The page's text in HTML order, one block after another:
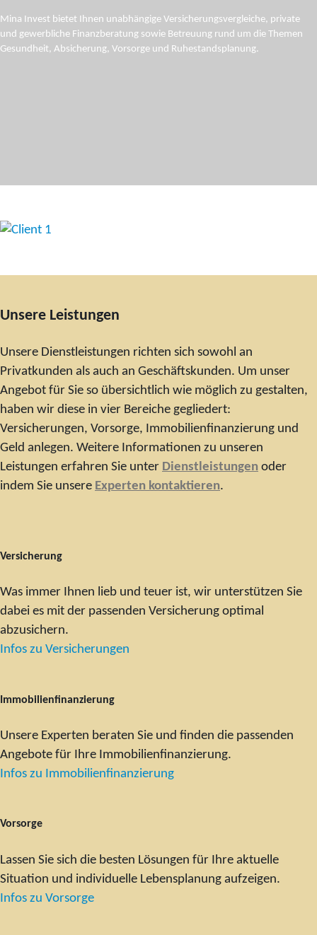
Mina Invest bietet Ihnen unabhängige Versicherungs­vergleiche, private
und gewerbliche Finanzberatung sowie Betreuung rund um die Themen
Gesundheit, Absicherung, Vorsorge und Ruhestandsplanung.
Unsere Leistungen
Unsere Dienstleistungen richten sich sowohl an
Privatkunden als auch an Geschäftskunden. Um unser
Angebot für Sie so übersichtlich wie möglich zu gestalten,
haben wir diese in vier Bereiche gegliedert:
Versicherungen, Vorsorge, Immobilienfinanzierung und
Geld anlegen. Weitere Informationen zu unseren
Leistungen erfahren Sie unter Dienstleistungen oder
indem Sie unsere Experten kontaktieren.
Versicherung
Was immer Ihnen lieb und teuer ist, wir unterstützen Sie
dabei es mit der passenden Versicherung optimal
abzusichern.
Infos zu Versicherungen
Immobilienfinanzierung
Unsere Experten beraten Sie und finden die passenden
Angebote für Ihre Immobilienfinanzierung.
Infos zu Immobilienfinanzierung
Vorsorge
Lassen Sie sich die besten Lösungen für Ihre aktuelle
Situation und individuelle Lebensplanung aufzeigen.
Infos zu Vorsorge